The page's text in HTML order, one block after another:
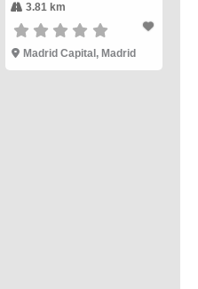
3.81 km
Madrid Capital , Madrid